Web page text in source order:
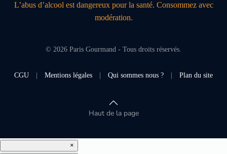
L’abus d’alcool est dangereux pour la santé. Consommez avec
modération.
© 2026 Paris Gourmand - Tous droits réservés.
CGU Mentions légales Qui sommes nous ? Plan du site
Haut de la page
×